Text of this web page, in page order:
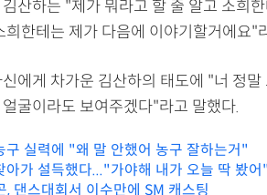
산하는 "제가 뭐라고 할 줄 알고 소희
희한테는 제가 다음에 이야기할거에요"
에게 차가운 김산하의 태도에 "너 정
굴이라도 보여주겠다"라고 말했다.
구 실력에 "왜 말 안했어 농구 잘하는거"
아가 설득했다..."가야해 내가 오늘 딱 봤어"
, 댄스대회서 이수만에 SM 캐스팅